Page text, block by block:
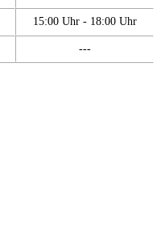
15:00 Uhr - 18:00 Uhr
---